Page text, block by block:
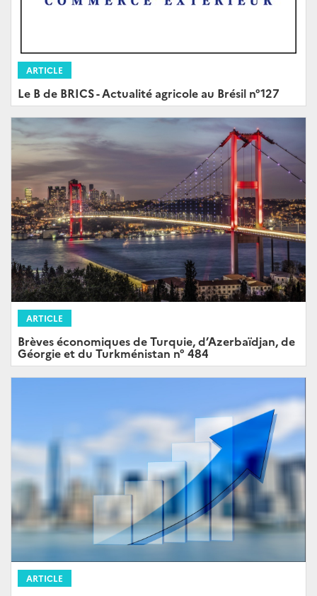
ARTICLE
Le B de BRICS - Actualité agricole au Brésil n°127
ARTICLE
Brèves économiques de Turquie, d’Azerbaïdjan, de
Géorgie et du Turkménistan n° 484
ARTICLE